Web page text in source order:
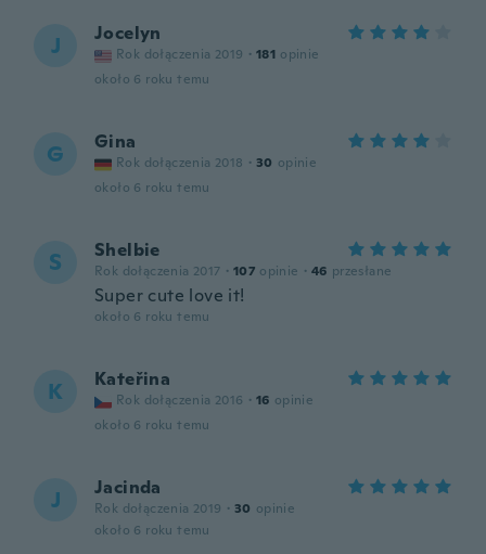
J Jocelyn
Rok dołączenia 2019 · 181 opinie
około 6 roku temu
G Gina
Rok dołączenia 2018 · 30 opinie
około 6 roku temu
S Shelbie
Rok dołączenia 2017 · 107 opinie · 46 przesłane
Super cute love it!
około 6 roku temu
K Kateřina
Rok dołączenia 2016 · 16 opinie
około 6 roku temu
J Jacinda
Rok dołączenia 2019 · 30 opinie
około 6 roku temu